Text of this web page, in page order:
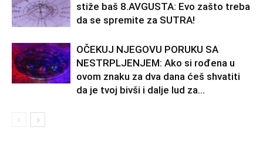
stiže baš 8.AVGUSTA: Evo zašto treba
da se spremite za SUTRA!
OČEKUJ NJEGOVU PORUKU SA
NESTRPLJENJEM: Ako si rođena u
ovom znaku za dva dana ćeš shvatiti
da je tvoj bivši i dalje lud za...